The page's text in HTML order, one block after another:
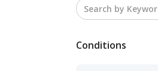
Conditions